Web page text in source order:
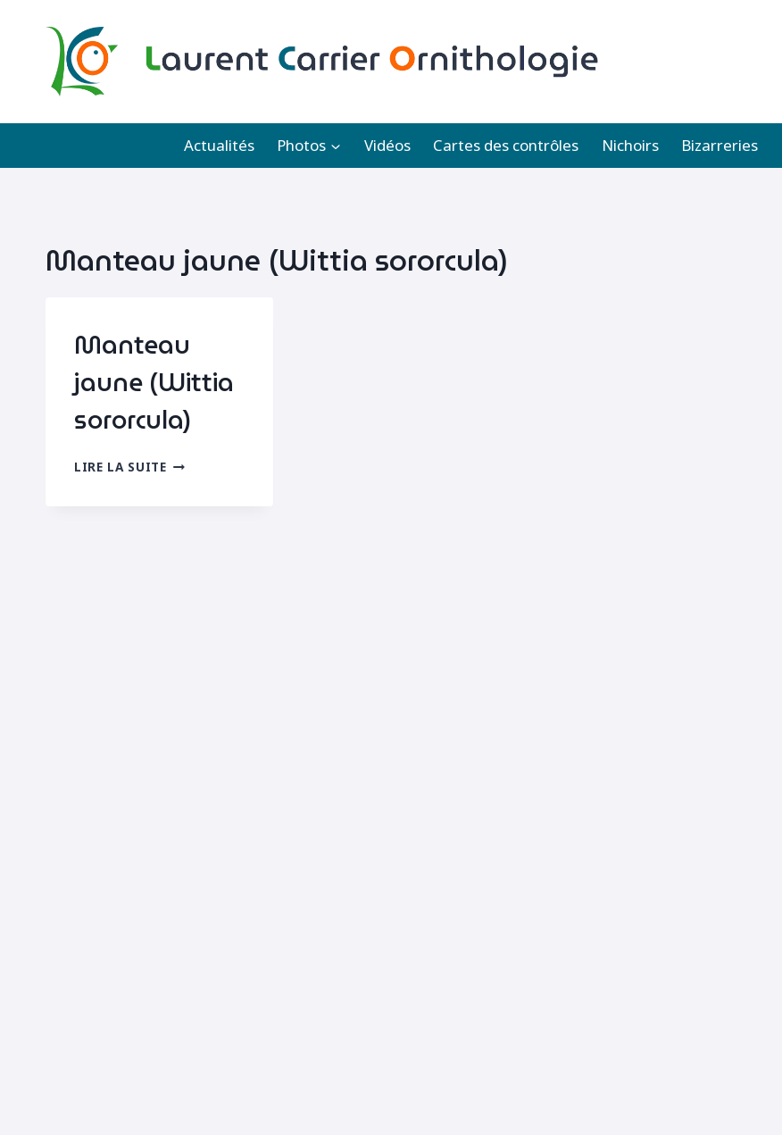
Actualités Photos Vidéos Cartes des contrôles Nichoirs Bizarreries
Manteau jaune (Wittia sororcula)
Manteau
jaune (Wittia
sororcula)
LIRE LA SUITEMANTEAU